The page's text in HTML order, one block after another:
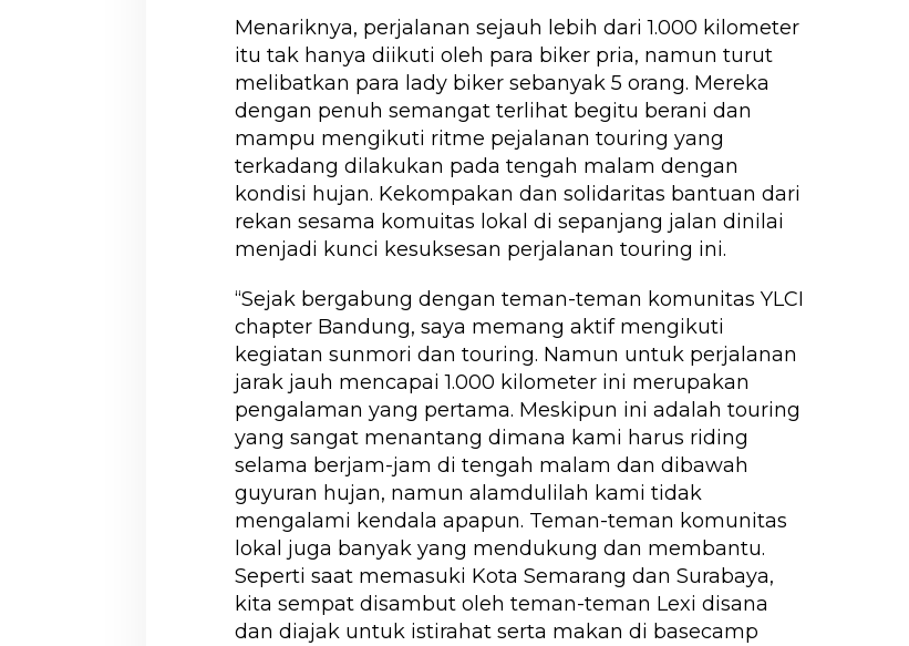
Menariknya, perjalanan sejauh lebih dari 1.000 kilometer
itu tak hanya diikuti oleh para biker pria, namun turut
melibatkan para lady biker sebanyak 5 orang. Mereka
dengan penuh semangat terlihat begitu berani dan
mampu mengikuti ritme pejalanan touring yang
terkadang dilakukan pada tengah malam dengan
kondisi hujan. Kekompakan dan solidaritas bantuan dari
rekan sesama komuitas lokal di sepanjang jalan dinilai
menjadi kunci kesuksesan perjalanan touring ini.
“Sejak bergabung dengan teman-teman komunitas YLCI
chapter Bandung, saya memang aktif mengikuti
kegiatan sunmori dan touring. Namun untuk perjalanan
jarak jauh mencapai 1.000 kilometer ini merupakan
pengalaman yang pertama. Meskipun ini adalah touring
yang sangat menantang dimana kami harus riding
selama berjam-jam di tengah malam dan dibawah
guyuran hujan, namun alamdulilah kami tidak
mengalami kendala apapun. Teman-teman komunitas
lokal juga banyak yang mendukung dan membantu.
Seperti saat memasuki Kota Semarang dan Surabaya,
kita sempat disambut oleh teman-teman Lexi disana
dan diajak untuk istirahat serta makan di basecamp